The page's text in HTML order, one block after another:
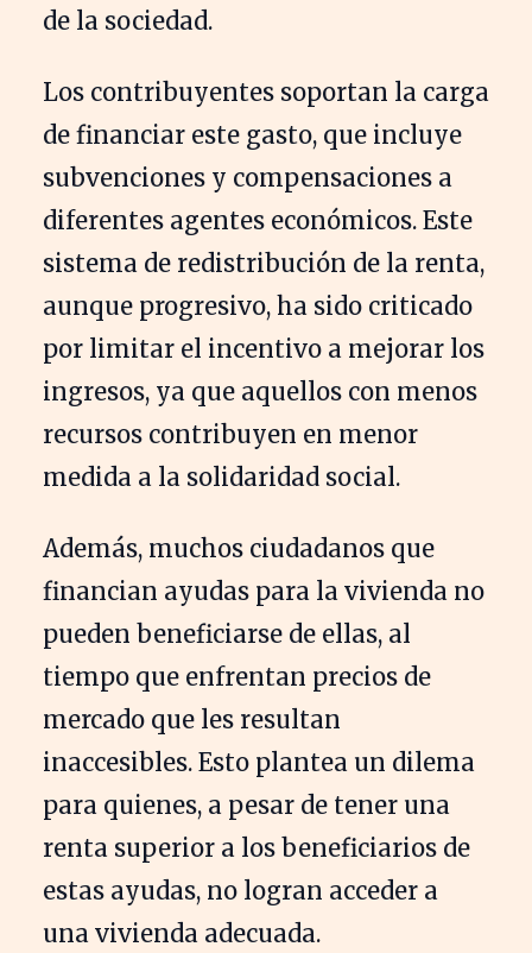
de la sociedad.
Los contribuyentes soportan la carga
de financiar este gasto, que incluye
subvenciones y compensaciones a
diferentes agentes económicos. Este
sistema de redistribución de la renta,
aunque progresivo, ha sido criticado
por limitar el incentivo a mejorar los
ingresos, ya que aquellos con menos
recursos contribuyen en menor
medida a la solidaridad social.
Además, muchos ciudadanos que
financian ayudas para la vivienda no
pueden beneficiarse de ellas, al
tiempo que enfrentan precios de
mercado que les resultan
inaccesibles. Esto plantea un dilema
para quienes, a pesar de tener una
renta superior a los beneficiarios de
estas ayudas, no logran acceder a
una vivienda adecuada.